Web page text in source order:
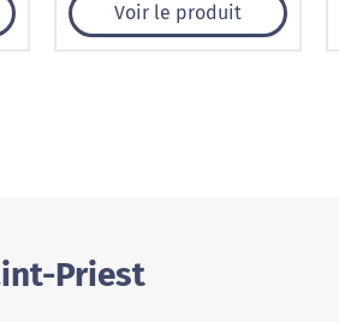
Voir le produit
Priest